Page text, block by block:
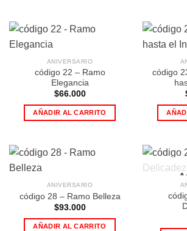
ANIVERSARIO
código 22 – Ramo
Elegancia
$66.000
AÑADIR AL CARRITO
código
ANIVERSARIO
código 28 – Ramo Belleza
$93.000
AÑADIR AL CARRITO